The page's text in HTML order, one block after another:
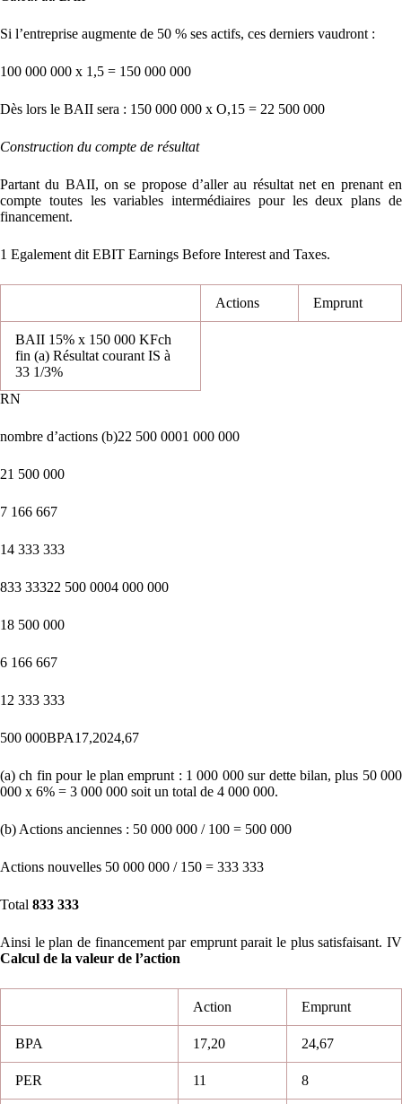
Si l’entreprise augmente de 50 % ses actifs, ces derniers vaudront :
100 000 000 x 1,5 = 150 000 000
Dès lors le BAII sera : 150 000 000 x O,15 = 22 500 000
Construction du compte de résultat
Partant du BAII, on se propose d’aller au résultat net en prenant en
compte toutes les variables intermédiaires pour les deux plans de
financement.
1 Egalement dit EBIT Earnings Before Interest and Taxes.
Actions Emprunt
BAII 15% x 150 000 KFch
fin (a) Résultat courant IS à
33 1/3%
RN
nombre d’actions (b)22 500 0001 000 000
21 500 000
7 166 667
14 333 333
833 33322 500 0004 000 000
18 500 000
6 166 667
12 333 333
500 000BPA17,2024,67
(a) ch fin pour le plan emprunt : 1 000 000 sur dette bilan, plus 50 000
000 x 6% = 3 000 000 soit un total de 4 000 000.
(b) Actions anciennes : 50 000 000 / 100 = 500 000
Actions nouvelles 50 000 000 / 150 = 333 333
Total 833 333
Ainsi le plan de financement par emprunt parait le plus satisfaisant. IV
Calcul de la valeur de l’action
Action Emprunt
BPA 17,20 24,67
PER 11 8